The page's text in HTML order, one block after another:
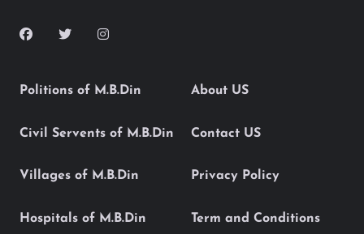
Politions of M.B.Din
Civil Servents of M.B.Din
Villages of M.B.Din
Hospitals of M.B.Din
About US
Contact US
Privacy Policy
Term and Conditions